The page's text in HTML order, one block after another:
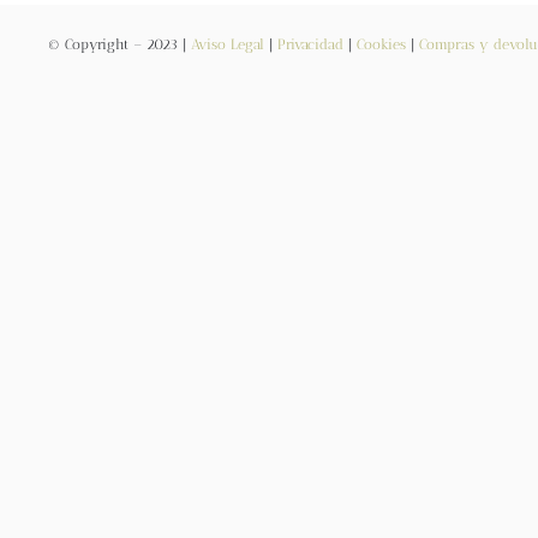
© Copyright – 2023 | Aviso Legal Privacidad Cookies| Compras y